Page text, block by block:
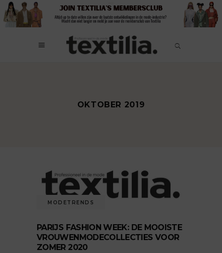
OKTOBER 2019
MODETRENDS
PARIJS FASHION WEEK: DE MOOISTE
VROUWENMODECOLLECTIES VOOR
ZOMER 2020